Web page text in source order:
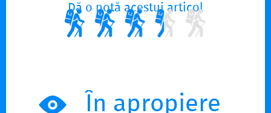
Dă o notă acestui articol
În apropiere